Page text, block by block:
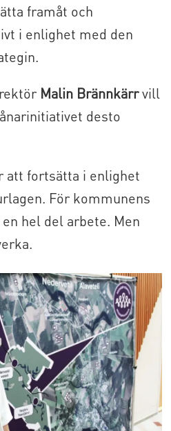
framåt och
i enlighet med den
Malin Brännkärrvill
desto
att fortsätta i enlighet
För kommunens
hel del arbete. Men